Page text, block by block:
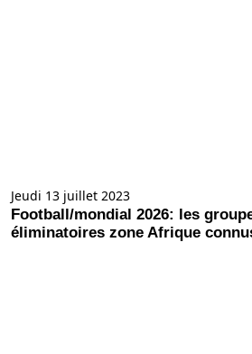
Jeudi 13 juillet 2023
Football/mondial 2026: les
éliminatoires zone Afrique